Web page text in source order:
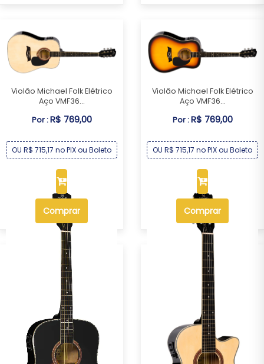
Violão Michael Folk Elétrico
Aço VMF36...
Por :R$ 769,00
OU R$ 715,17 no PIX ou Boleto
Comprar
Violão Michael Folk Elétrico
Aço VMF36...
Por :R$ 769,00
OU R$ 715,17 no PIX ou Boleto
Comprar